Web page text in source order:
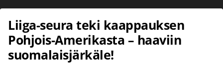
Liiga-seura teki kaappauksen
Pohjois-Amerikasta – haaviin
suomalaisjärkäle!